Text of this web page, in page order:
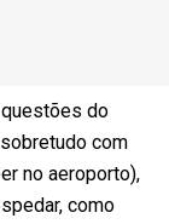
questões do
com
no aeroporto),
como